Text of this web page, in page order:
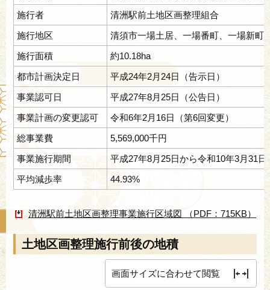
施行者
清洲駅前土地区画整理組合
施行地区
清須市一場土居、一場番町、一場新町
施行面積
約10.18ha
都市計画決定日
平成24年2月24日（告示日）
事業認可日
平成27年8月25日（公告日）
事業計画の変更認可
令和6年2月16日（第6回変更）
総事業費
5,569,000千円
事業施行期間
平成27年8月25日から令和10年3月31日
平均減歩率
44.93%
清洲駅前土地区画整理事業施行区域図 （PDF：715KB）
土地区画整理施行前後の地積
画面サイズに合わせて閲覧